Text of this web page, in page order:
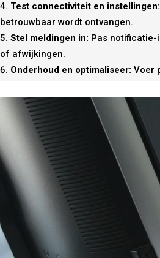
Test connectiviteit en instellingen:
betrouwbaar wordt ontvangen.
Stel meldingen in: Pas
of afwijkingen.
Onderhoud en optimaliseer: Voer